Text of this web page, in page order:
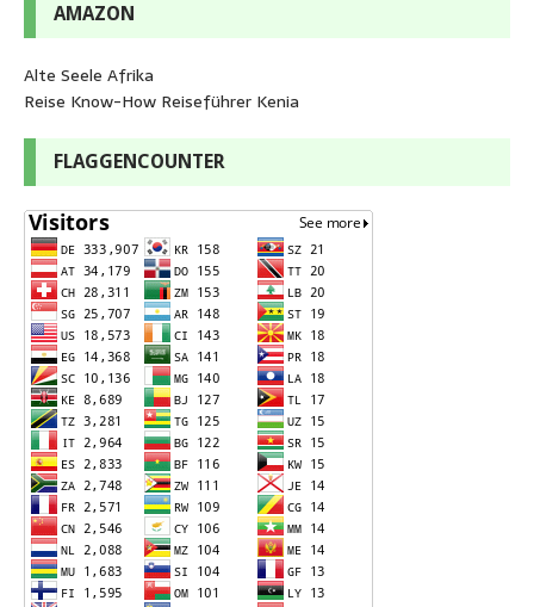
AMAZON
Alte Seele Afrika
Reise Know-How Reiseführer Kenia
FLAGGENCOUNTER